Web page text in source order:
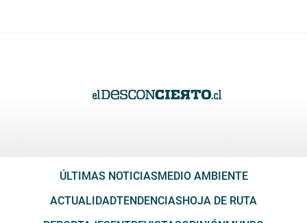
ÚLTIMAS NOTICIASMEDIO AMBIENTE
ACTUALIDADTENDENCIASHOJA DE RUTA